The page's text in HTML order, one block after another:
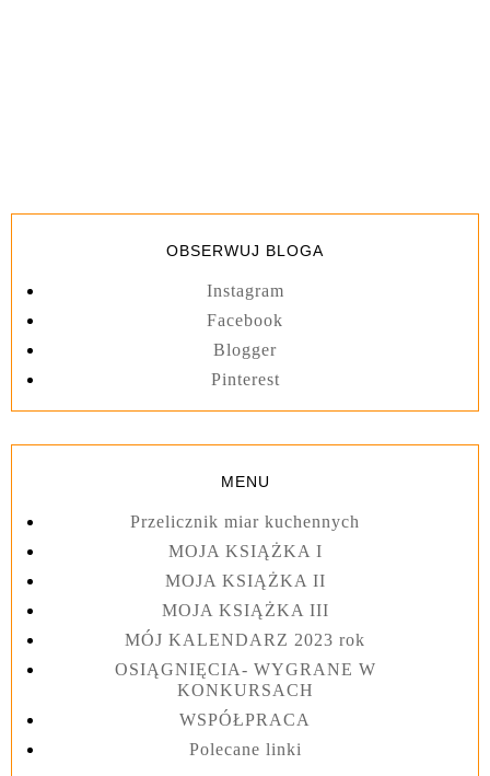
OBSERWUJ BLOGA
Instagram
Facebook
Blogger
Pinterest
MENU
Przelicznik miar kuchennych
MOJA KSIĄŻKA I
MOJA KSIĄŻKA II
MOJA KSIĄŻKA III
MÓJ KALENDARZ 2023 rok
OSIĄGNIĘCIA- WYGRANE W
KONKURSACH
WSPÓŁPRACA
Polecane linki